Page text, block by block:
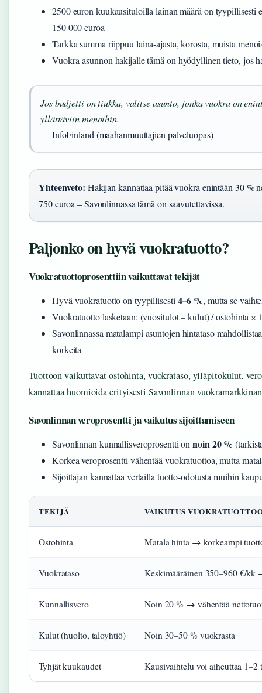
2500 euron kuukausituloilla lainan määrä on tyypillisesti
150 000 euroa
Tarkka summa riippuu laina-ajasta, korosta, muista
Vuokra-asunnon hakijalle tämä on hyödyllinen tieto, jos
Jos budjetti on tiukka, valitse asunto, jonka vuokra on
yllättäviin menoihin.
— InfoFinland (maahanmuuttajien palveluopas)
Yhteenveto: Hakijan kannattaa pitää vuokra enintään 30
750 euroa – Savonlinnassa tämä on saavutettavissa.
Paljonko on hyvä vuokratuotto?
Vuokratuottoprosenttiin vaikuttavat tekijät
Hyvä vuokratuotto on tyypillisesti4–6 %, mutta se
Vuokratuotto lasketaan: (vuositulot – kulut) / ostohinta ×
Savonlinnassa matalampi asuntojen hintataso
korkeita
Tuottoon vaikuttavat ostohinta, vuokrataso, ylläpitokulut,
kannattaa huomioida erityisesti Savonlinnan
Savonlinnan veroprosentti ja vaikutus sijoittamiseen
Savonlinnan kunnallisveroprosentti onnoin 20 %
Korkea veroprosentti vähentää vuokratuottoa, mutta
Sijoittajan kannattaa vertailla tuotto-odotusta muihin
TEKIJÄ VAIKUTUS
Ostohinta Matala hinta → korkeampi
Vuokrataso Keskimääräinen 350–960 €/
Kunnallisvero Noin 20 % → vähentää
Kulut (huolto, taloyhtiö) Noin 30–50 % vuokrasta
Tyhjät kuukaudet Kausivaihtelu voi aiheuttaa 1–2